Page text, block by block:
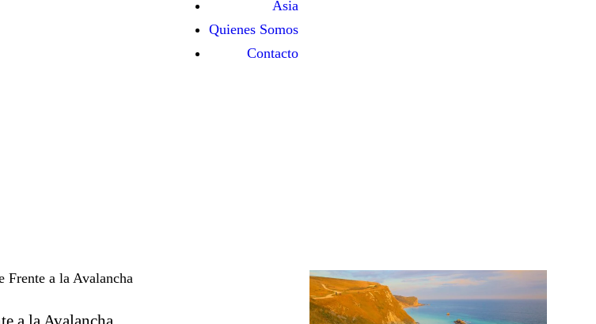
Asia
Quienes Somos
Contacto